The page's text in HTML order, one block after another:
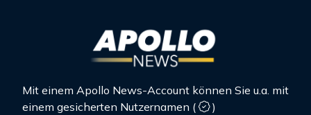
Mit einem Apollo News-Account können Sie u.a. mit
einem gesicherten Nutzernamen (
)